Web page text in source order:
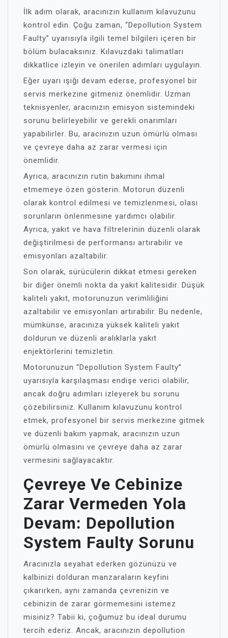
İlk adım olarak, aracınızın kullanım kılavuzunu
kontrol edin. Çoğu zaman, “Depollution System
Faulty” uyarısıyla ilgili temel bilgileri içeren bir
bölüm bulacaksınız. Kılavuzdaki talimatları
dikkatlice izleyin ve önerilen adımları uygulayın.
Eğer uyarı ışığı devam ederse, profesyonel bir
servis merkezine gitmeniz önemlidir. Uzman
teknisyenler, aracınızın emisyon sistemindeki
sorunu belirleyebilir ve gerekli onarımları
yapabilirler. Bu, aracınızın uzun ömürlü olması
ve çevreye daha az zarar vermesi için
önemlidir.
Ayrıca, aracınızın rutin bakımını ihmal
etmemeye özen gösterin. Motorun düzenli
olarak kontrol edilmesi ve temizlenmesi, olası
sorunların önlenmesine yardımcı olabilir.
Ayrıca, yakıt ve hava filtrelerinin düzenli olarak
değiştirilmesi de performansı artırabilir ve
emisyonları azaltabilir.
Son olarak, sürücülerin dikkat etmesi gereken
bir diğer önemli nokta da yakıt kalitesidir. Düşük
kaliteli yakıt, motorunuzun verimliliğini
azaltabilir ve emisyonları artırabilir. Bu nedenle,
mümkünse, aracınıza yüksek kaliteli yakıt
doldurun ve düzenli aralıklarla yakıt
enjektörlerini temizletin.
Motorunuzun “Depollution System Faulty”
uyarısıyla karşılaşması endişe verici olabilir,
ancak doğru adımları izleyerek bu sorunu
çözebilirsiniz. Kullanım kılavuzunu kontrol
etmek, profesyonel bir servis merkezine gitmek
ve düzenli bakım yapmak, aracınızın uzun
ömürlü olmasını ve çevreye daha az zarar
vermesini sağlayacaktır.
Çevreye Ve Cebinize
Zarar Vermeden Yola
Devam: Depollution
System Faulty Sorunu
Aracınızla seyahat ederken gözünüzü ve
kalbinizi dolduran manzaraların keyfini
çıkarırken, aynı zamanda çevrenizin ve
cebinizin de zarar görmemesini istemez
misiniz? Tabii ki, çoğumuz bu ideal durumu
tercih ederiz. Ancak, aracınızın depollution